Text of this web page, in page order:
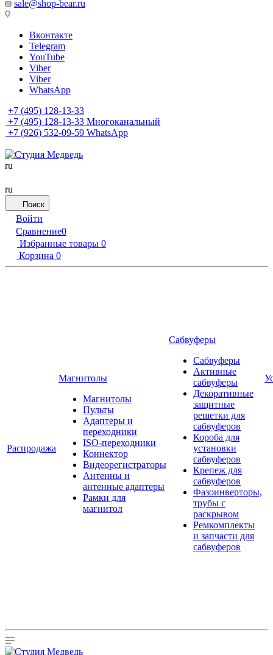
sale@shop-bear.ru
Вконтакте
Telegram
YouTube
Viber
Viber
WhatsApp
+7 (495) 128-13-33
+7 (495) 128-13-33 Многоканальный
+7 (926) 532-09-59 WhatsApp
ru
ru
Поиск
Войти
Сравнение0
Избранные товары 0
Корзина 0
Распродажа
Магнитолы
Магнитолы
Пульты
Адаптеры и
переходники
ISO-переходники
Коннектор
Видеорегистраторы
Антенны и
антенные адаптеры
Рамки для
магнитол
Сабвуферы
Сабвуферы
Активные
сабвуферы
Декоративные
защитные
решетки для
сабвуферов
Короба для
установки
сабвуферов
Крепеж для
сабвуферов
Фазоинверторы,
трубы с
раскрывом
Ремкомплекты
и запчасти для
сабвуферов